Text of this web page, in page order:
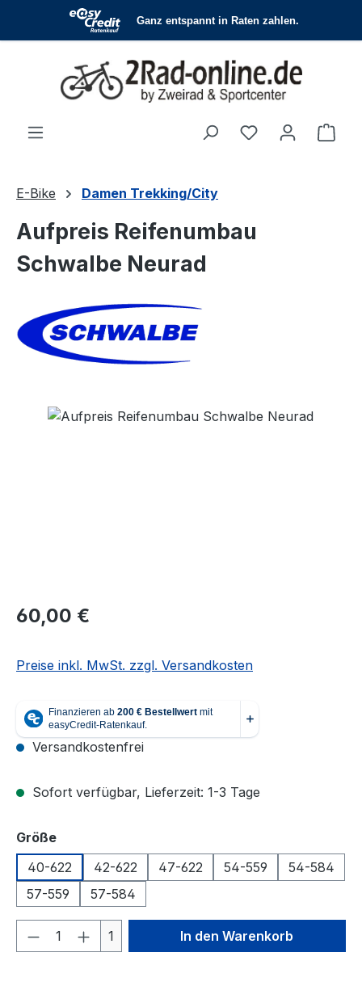
Zum Hauptinhalt springen
Du hast 0
E-Bike Damen Trekking/City
Aufpreis Reifenumbau
Schwalbe Neurad
Regulärer Preis:
60,00 €
Preise inkl. MwSt. zzgl. Versandkosten
Versandkostenfrei
Sofort verfügbar, Lieferzeit: 1-3 Tage
Größeauswählen
40-622
42-622 47-622 54-559
54-584
57-559
57-584
Produkt Anzahl: Gib den
1 In den Warenkorb